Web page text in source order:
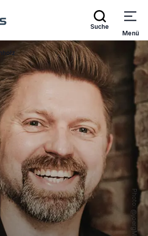
Suche
Menü
Photo: @joergMKrause